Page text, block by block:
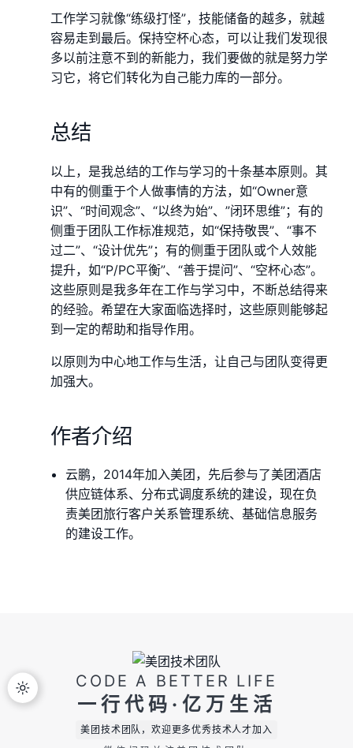
工作学习就像“练级打怪”，技能储备的越多，就越
容易走到最后。保持空杯心态，可以让我们发现很
多以前注意不到的新能力，我们要做的就是努力学
习它，将它们转化为自己能力库的一部分。
总结
以上，是我总结的工作与学习的十条基本原则。其
中有的侧重于个人做事情的方法，如“Owner意
识”、“时间观念”、“以终为始”、”闭环思维”；有的
侧重于团队工作标准规范，如“保持敬畏”、“事不
过二”、“设计优先”；有的侧重于团队或个人效能
提升，如“P/PC平衡”、“善于提问”、“空杯心态”。
这些原则是我多年在工作与学习中，不断总结得来
的经验。希望在大家面临选择时，这些原则能够起
到一定的帮助和指导作用。
以原则为中心地工作与生活，让自己与团队变得更
加强大。
作者介绍
云鹏，2014年加入美团，先后参与了美团酒店
供应链体系、分布式调度系统的建设，现在负
责美团旅行客户关系管理系统、基础信息服务
的建设工作。
CODE A BETTER LIFE
一行代码·亿万生活
美团技术团队，欢迎更多优秀技术人才加入